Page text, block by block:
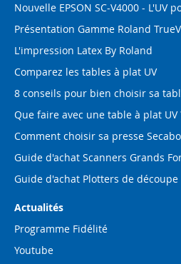
Nouvelle EPSON SC-V4000 - L'UV
Présentation Gamme Roland
L'impression Latex By Roland
Comparez les tables à plat UV
8 conseils pour bien choisir sa
Que faire avec une table à plat UV
Comment choisir sa presse
Guide d'achat Scanners Grands
Guide d'achat Plotters de découpe
Actualités
Programme Fidélité
Youtube